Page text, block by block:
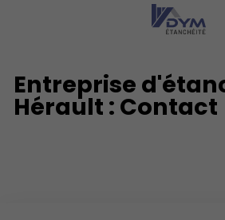
Entreprise
Hérault : Contact